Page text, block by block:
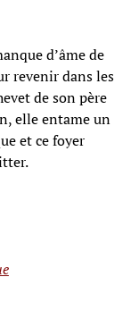
d’âme de
revenir dans les
de son père
elle entame un
et ce foyer